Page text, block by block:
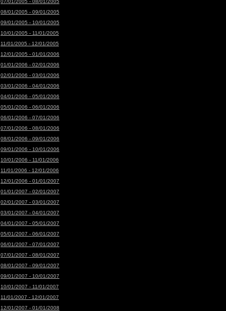
07/01/2005 - 08/01/2005
08/01/2005 - 09/01/2005
09/01/2005 - 10/01/2005
10/01/2005 - 11/01/2005
11/01/2005 - 12/01/2005
12/01/2005 - 01/01/2006
01/01/2006 - 02/01/2006
02/01/2006 - 03/01/2006
03/01/2006 - 04/01/2006
04/01/2006 - 05/01/2006
05/01/2006 - 06/01/2006
06/01/2006 - 07/01/2006
07/01/2006 - 08/01/2006
08/01/2006 - 09/01/2006
09/01/2006 - 10/01/2006
10/01/2006 - 11/01/2006
11/01/2006 - 12/01/2006
12/01/2006 - 01/01/2007
01/01/2007 - 02/01/2007
02/01/2007 - 03/01/2007
03/01/2007 - 04/01/2007
04/01/2007 - 05/01/2007
05/01/2007 - 06/01/2007
06/01/2007 - 07/01/2007
07/01/2007 - 08/01/2007
08/01/2007 - 09/01/2007
09/01/2007 - 10/01/2007
10/01/2007 - 11/01/2007
11/01/2007 - 12/01/2007
12/01/2007 - 01/01/2008